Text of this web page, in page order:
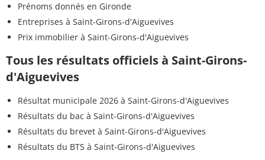
Prénoms donnés en Gironde
Entreprises à Saint-Girons-d'Aiguevives
Prix immobilier à Saint-Girons-d'Aiguevives
Tous les résultats officiels à Saint-Girons-
d'Aiguevives
Résultat municipale 2026 à Saint-Girons-d'Aiguevives
Résultats du bac à Saint-Girons-d'Aiguevives
Résultats du brevet à Saint-Girons-d'Aiguevives
Résultats du BTS à Saint-Girons-d'Aiguevives